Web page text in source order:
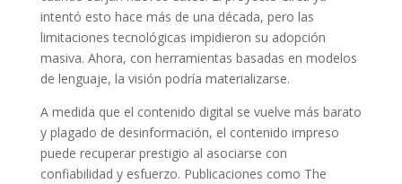
intentó esto hace más de una década, pero las
limitaciones tecnológicas impidieron su adopción
masiva. Ahora, con herramientas basadas en modelos
de lenguaje, la visión podría materializarse.
A medida que el contenido digital se vuelve más barato
y plagado de desinformación, el contenido impreso
puede recuperar prestigio al asociarse con
confiabilidad y esfuerzo. Publicaciones como The